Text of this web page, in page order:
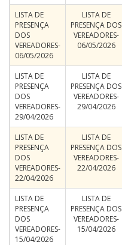
LISTA DE
PRESENÇA
DOS
VEREADORES-
06/05/2026
LISTA DE
PRESENÇA DOS
VEREADORES-
06/05/2026
LISTA DE
PRESENÇA
DOS
VEREADORES-
29/04/2026
LISTA DE
PRESENÇA DOS
VEREADORES-
29/04/2026
LISTA DE
PRESENÇA
DOS
VEREADORES-
22/04/2026
LISTA DE
PRESENÇA DOS
VEREADORES-
22/04/2026
LISTA DE
PRESENÇA
DOS
VEREADORES-
15/04/2026
LISTA DE
PRESENÇA DOS
VEREADORES-
15/04/2026